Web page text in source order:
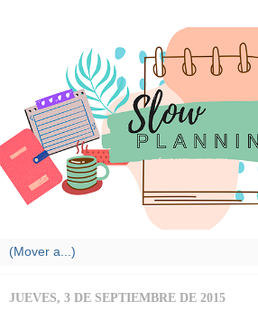
JUEVES, 3 DE SEPTIEMBRE DE 2015